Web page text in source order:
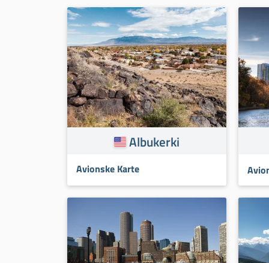
Albukerki
Avionske Karte